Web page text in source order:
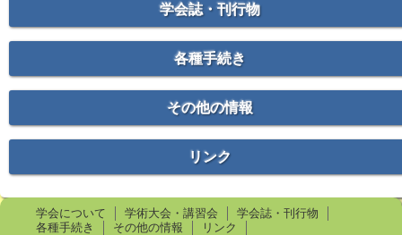
学会誌・刊行物
各種手続き
その他の情報
リンク
学会について 学術大会・講習会
学会誌・刊行物
各種手続き
その他の情報 リンク